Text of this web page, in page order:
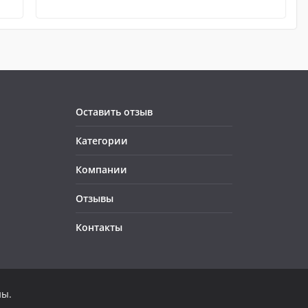
Оставить отзыв
Категории
Компании
Отзывы
Контакты